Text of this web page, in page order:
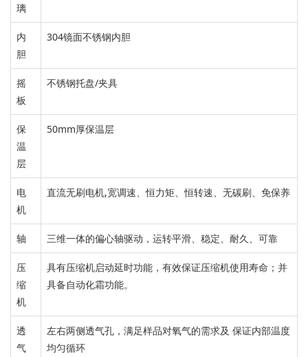
璃
内
胆
304镜面不锈钢内胆
摇
板
不锈钢托盘/夹具
保
温
层
50mm厚保温层
电
机
直流无刷电机,宽调速、恒力矩、恒转速、无碳刷、免保养
轴 三维一体的偏心轴驱动，运转平滑、稳定、耐久、可靠
压
缩
机
具有压缩机启动延时功能，有效保证压缩机使用寿命；并
具备自动化霜功能。
透
气
左右两侧透气孔，满足样品对氧气的需求及 保证内部温度
均匀循环